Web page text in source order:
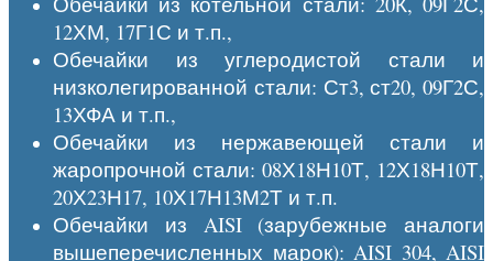
12ХМ, 17Г1С и т.п.,
Обечайки из углеродистой стали и
низколегированной стали: Ст3, ст20, 09Г2С,
13ХФА и т.п.,
Обечайки из нержавеющей стали и
жаропрочной стали: 08Х18Н10Т, 12Х18Н10Т,
20Х23Н17, 10Х17Н13М2Т и т.п.
Обечайки из AISI (зарубежные аналоги
вышеперечисленных марок): AISI 304, AISI